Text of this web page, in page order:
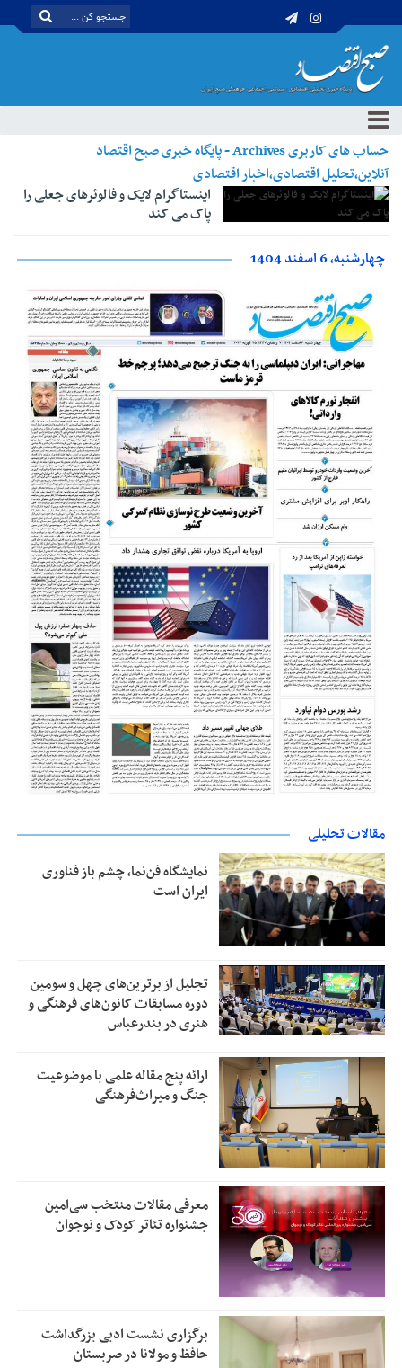
حساب های کاربری Archives - پایگاه خبری صبح اقتصاد
آنلاین،تحلیل اقتصادی،اخبار اقتصادی
اینستاگرام لایک و فالوئرهای جعلی را
پاک می کند
چهارشنبه، 6 اسفند 1404
مقالات تحلیلی
نمایشگاه فن‌نما، چشم باز فناوری
ایران است
تجلیل از بر‌ترین‌های چهل و سومین
دوره مسابقات کانون‌های فرهنگی و
هنری در بندرعباس
ارائه پنج مقاله علمی با موضوعیت
جنگ و میراث‌فرهنگی
معرفی مقالات منتخب سی‌امین
جشنواره تئاتر کودک و نوجوان
برگزاری نشست ادبی بزرگداشت
حافظ و مولانا در صربستان